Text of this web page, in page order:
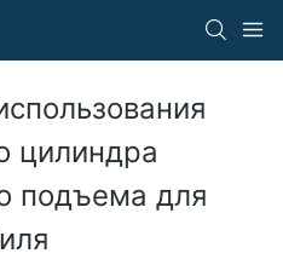
цилиндра
подъема для